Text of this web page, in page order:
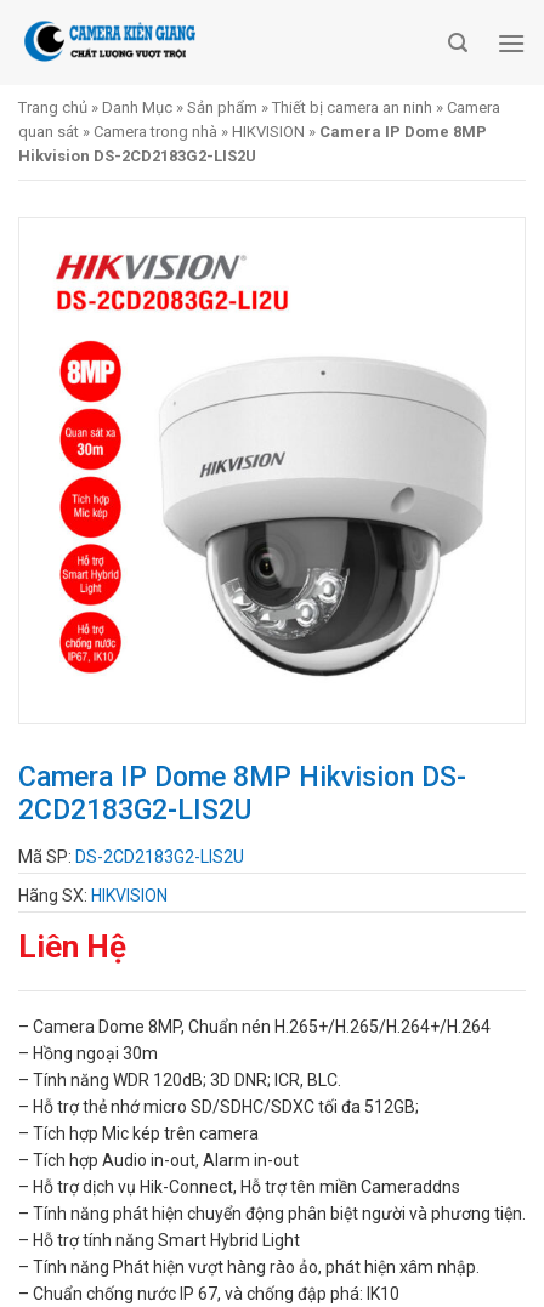
Trang chủ » Danh Mục » Sản phẩm » Thiết bị camera an ninh » Camera
quan sát » Camera trong nhà » HIKVISION » Camera IP Dome 8MP
Hikvision DS-2CD2183G2-LIS2U
Camera IP Dome 8MP Hikvision DS-
2CD2183G2-LIS2U
Mã SP: DS-2CD2183G2-LIS2U
Hãng SX: HIKVISION
Liên Hệ
– Camera Dome 8MP, Chuẩn nén H.265+/H.265/H.264+/H.264
– Hồng ngoại 30m
– Tính năng WDR 120dB; 3D DNR; ICR, BLC.
– Hỗ trợ thẻ nhớ micro SD/SDHC/SDXC tối đa 512GB;
– Tích hợp Mic kép trên camera
– Tích hợp Audio in-out, Alarm in-out
– Hỗ trợ dịch vụ Hik-Connect, Hỗ trợ tên miền Cameraddns
– Tính năng phát hiện chuyển động phân biệt người và phương tiện.
– Hỗ trợ tính năng Smart Hybrid Light
– Tính năng Phát hiện vượt hàng rào ảo, phát hiện xâm nhập.
– Chuẩn chống nước IP 67, và chống đập phá: IK10